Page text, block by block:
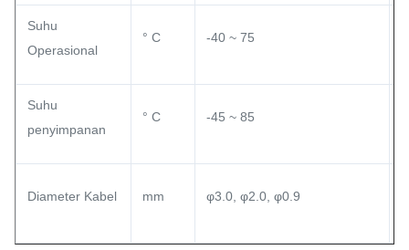
Suhu
Operasional
° C -40 ~ 75
Suhu
penyimpanan
° C -45 ~ 85
Diameter Kabel mm φ3.0, φ2.0, φ0.9